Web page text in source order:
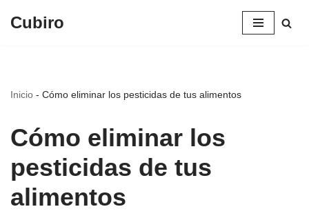
Cubiro
Inicio - Cómo eliminar los pesticidas de tus alimentos
Cómo eliminar los
pesticidas de tus
alimentos